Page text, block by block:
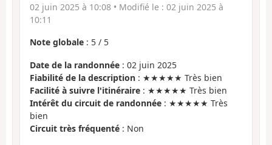
02 juin 2025 à 10:08 • Modifié le : 02 juin 2025 à
10:11
Note globale : 5 / 5
Date de la randonnée : 02 juin 2025
Fiabilité de la description : ★★★★★ Très bien
Facilité à suivre l'itinéraire : ★★★★★ Très bien
Intérêt du circuit de randonnée : ★★★★★ Très
bien
Circuit très fréquenté : Non